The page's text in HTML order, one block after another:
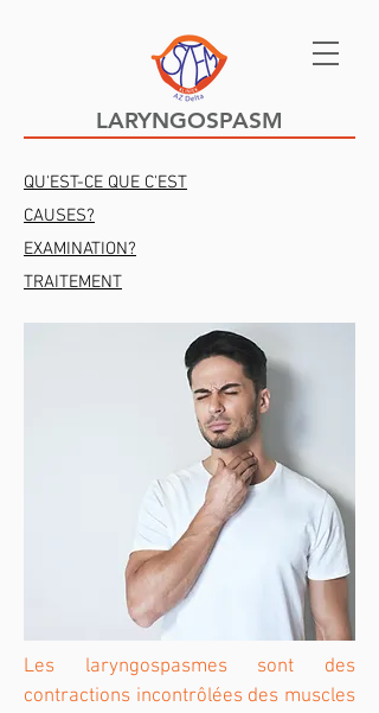
LARYNGOSPASM
QU'EST-CE QUE C'EST
CAUSES?
EXAMINATION?
TRAITEMENT
Les laryngospasmes sont des
contractions incontrôlées des muscles